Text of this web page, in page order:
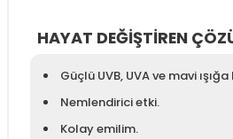
HAYAT DEĞİŞTİREN
Güçlü UVB, UVA ve mavi
Nemlendirici etki.
Kolay emilim.